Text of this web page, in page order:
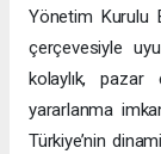
Yönetim Kurulu
çerçevesiyle
kolaylık, pazar
yararlanma
Türkiye’nin